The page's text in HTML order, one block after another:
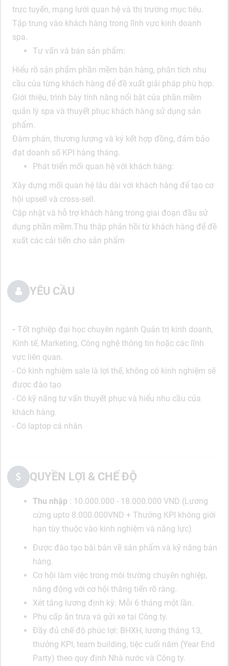
trực tuyến, mạng lưới quan hệ và thị trường mục tiêu.
Tập trung vào khách hàng trong lĩnh vực kinh doanh
spa.
Tư vấn và bán sản phẩm:
Hiểu rõ sản phẩm phần mềm bán hàng, phân tích nhu
cầu của từng khách hàng để đề xuất giải pháp phù hợp.
Giới thiệu, trình bày tính năng nổi bật của phần mềm
quản lý spa và thuyết phục khách hàng sử dụng sản
phẩm.
Đàm phán, thương lượng và ký kết hợp đồng, đảm bảo
đạt doanh số KPI hàng tháng.
Phát triển mối quan hệ với khách hàng:
Xây dựng mối quan hệ lâu dài với khách hàng để tạo cơ
hội upsell và cross-sell.
Cập nhật và hỗ trợ khách hàng trong giai đoạn đầu sử
dụng phần mềm.Thu thập phản hồi từ khách hàng để đề
xuất các cải tiến cho sản phẩm
YÊU CẦU
- Tốt nghiệp đại học chuyên ngành Quản trị kinh doanh,
Kinh tế, Marketing, Công nghệ thông tin hoặc các lĩnh
vực liên quan.
- Có kinh nghiệm sale là lợi thế, không có kinh nghiệm sẽ
được đào tạo
- Có kỹ năng tư vấn thuyết phục và hiểu nhu cầu của
khách hàng.
- Có laptop cá nhân
QUYỀN LỢI & CHẾ ĐỘ
Thu nhập : 10.000.000 - 18.000.000 VND (Lương
cứng upto 8.000.000VND + Thưởng KPI không giới
hạn tùy thuộc vào kinh nghiệm và năng lực)
Được đào tạo bài bản về sản phẩm và kỹ năng bán
hàng.
Cơ hội làm việc trong môi trường chuyên nghiệp,
năng động với cơ hội thăng tiến rõ ràng.
Xét tăng lương định kỳ: Mỗi 6 tháng một lần.
Phụ cấp ăn trưa và gửi xe tại Công ty.
Đầy đủ chế độ phúc lợi: BHXH, lương tháng 13,
thưởng KPI, team building, tiệc cuối năm (Year End
Party) theo quy định Nhà nước và Công ty.